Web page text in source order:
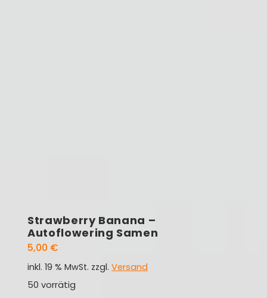
Strawberry Banana –
Autoflowering Samen
5,00 €
inkl. 19 % MwSt. zzgl. Versand
50 vorrätig